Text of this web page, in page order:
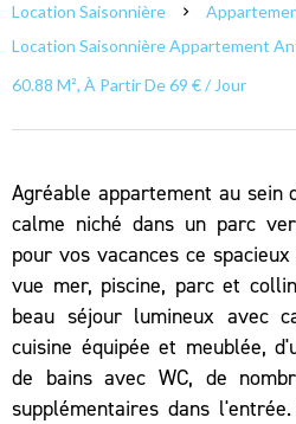
Location Saisonnière
Location Saisonnière Appartement
60.88 M², À Partir De 69 € / Jour
Agréable appartement au sein
calme niché dans un parc
pour vos vacances ce
vue mer, piscine, parc et
beau séjour lumineux avec
cuisine équipée et meublée,
de bains avec WC, de
supplémentaires dans